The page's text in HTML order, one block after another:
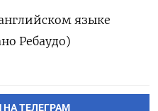
языке
Ребаудо)
ТЕЛЕГРАМ